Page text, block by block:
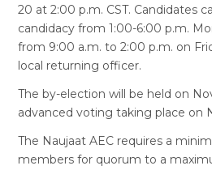
20 at 2:00 p.m. CST. Candidates
candidacy from 1:00-6:00 p.m.
from 9:00 a.m. to 2:00 p.m. on
local returning officer.
The by-election will be held on
advanced voting taking place on
The Naujaat AEC requires a
members for quorum to a